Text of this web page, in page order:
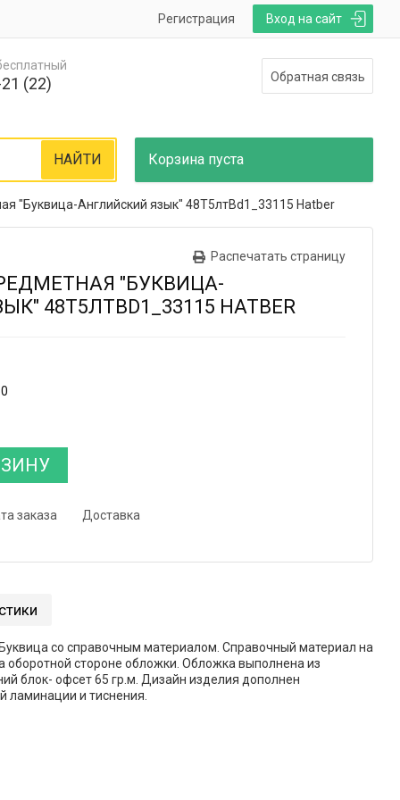
Вход на сайт
Регистрация
(22) Обратная связь
Корзина пуста
НАЙТИ
"Буквица-Английский язык" 48Т5лтВd1_33115 Hatber
Распечатать страницу
"БУКВИЦА-
48Т5ЛТВD1_33115 HATBER
заказа Доставка
со справочным материалом. Справочный материал на
оборотной стороне обложки. Обложка выполнена из
блок- офсет 65 гр.м. Дизайн изделия дополнен
и тиснения.